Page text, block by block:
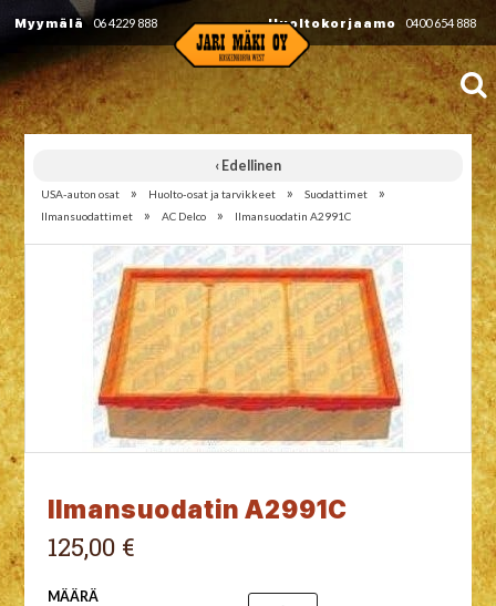
Myymälä 06 4229 888 Huoltokorjaamo 0400 654 888
‹ Edellinen
USA-auton osat » Huolto-osat ja tarvikkeet » Suodattimet »
Ilmansuodattimet » AC Delco » Ilmansuodatin A2991C
Ilmansuodatin A2991C
125,00 €
MÄÄRÄ